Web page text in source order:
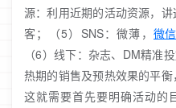
源：利用近期的活动资源，
客；（5）SNS：微薄，微信
（6）线下：杂志、DM精准
热期的销售及预热效果的平衡
这就需要首先要明确活动的